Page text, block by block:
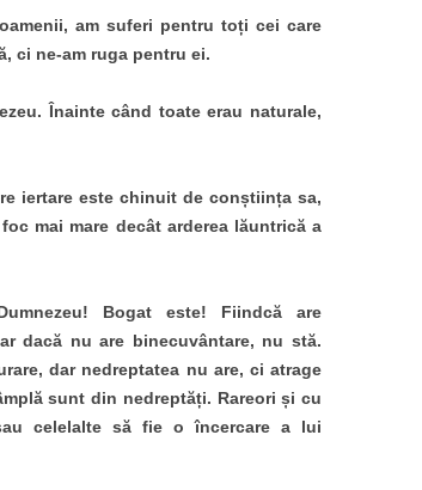
am suferi pentru toți cei care
ci ne-am ruga pentru ei.
Înainte când toate erau naturale,
iertare este chinuit de conștiința sa,
mai mare decât arderea lăuntrică a
Bogat este! Fiindcă are
dacă nu are binecuvântare, nu stă.
dar nedreptatea nu are, ci atrage
sunt din nedreptăți. Rareori și cu
celelalte să fie o încercare a lui